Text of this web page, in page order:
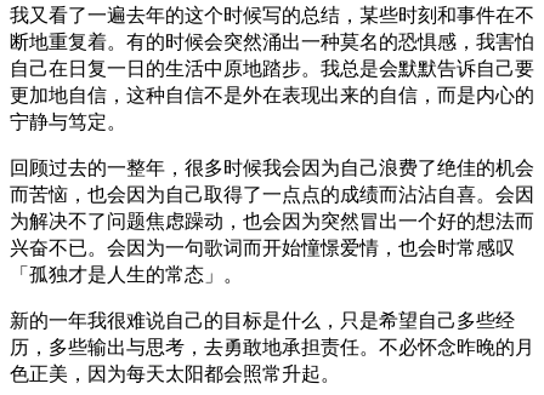
我又看了一遍去年的这个时候写的总结，某些时刻和事件在不
断地重复着。有的时候会突然涌出一种莫名的恐惧感，我害怕
自己在日复一日的生活中原地踏步。我总是会默默告诉自己要
更加地自信，这种自信不是外在表现出来的自信，而是内心的
宁静与笃定。
回顾过去的一整年，很多时候我会因为自己浪费了绝佳的机会
而苦恼，也会因为自己取得了一点点的成绩而沾沾自喜。会因
为解决不了问题焦虑躁动，也会因为突然冒出一个好的想法而
兴奋不已。会因为一句歌词而开始憧憬爱情，也会时常感叹
「孤独才是人生的常态」。
新的一年我很难说自己的目标是什么，只是希望自己多些经
历，多些输出与思考，去勇敢地承担责任。不必怀念昨晚的月
色正美，因为每天太阳都会照常升起。